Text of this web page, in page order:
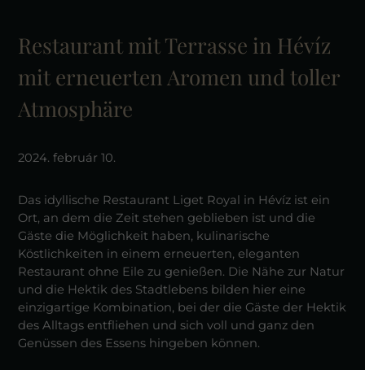
Restaurant mit Terrasse in Hévíz
mit erneuerten Aromen und toller
Atmosphäre
2024. február 10.
Das idyllische Restaurant Liget Royal in Hévíz ist ein
Ort, an dem die Zeit stehen geblieben ist und die
Gäste die Möglichkeit haben, kulinarische
Köstlichkeiten in einem erneuerten, eleganten
Restaurant ohne Eile zu genießen. Die Nähe zur Natur
und die Hektik des Stadtlebens bilden hier eine
einzigartige Kombination, bei der die Gäste der Hektik
des Alltags entfliehen und sich voll und ganz den
Genüssen des Essens hingeben können.